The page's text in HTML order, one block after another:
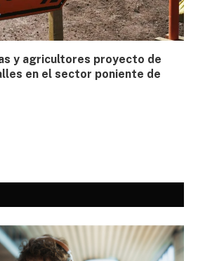
y agricultores proyecto de
en el sector poniente de